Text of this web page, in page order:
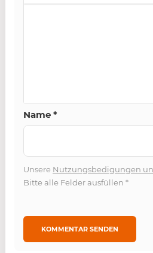
Name *
Unsere Nutzungsbedigungen
Bitte alle Felder ausfüllen *